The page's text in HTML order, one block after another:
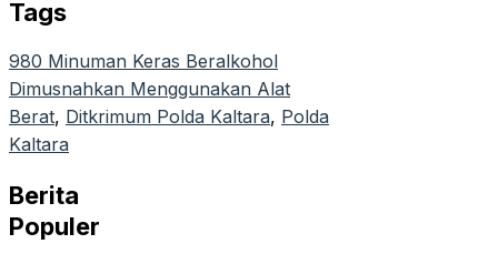
Tags
980 Minuman Keras Beralkohol
Dimusnahkan Menggunakan Alat
Berat, Ditkrimum Polda Kaltara, Polda
Kaltara
Berita
Populer